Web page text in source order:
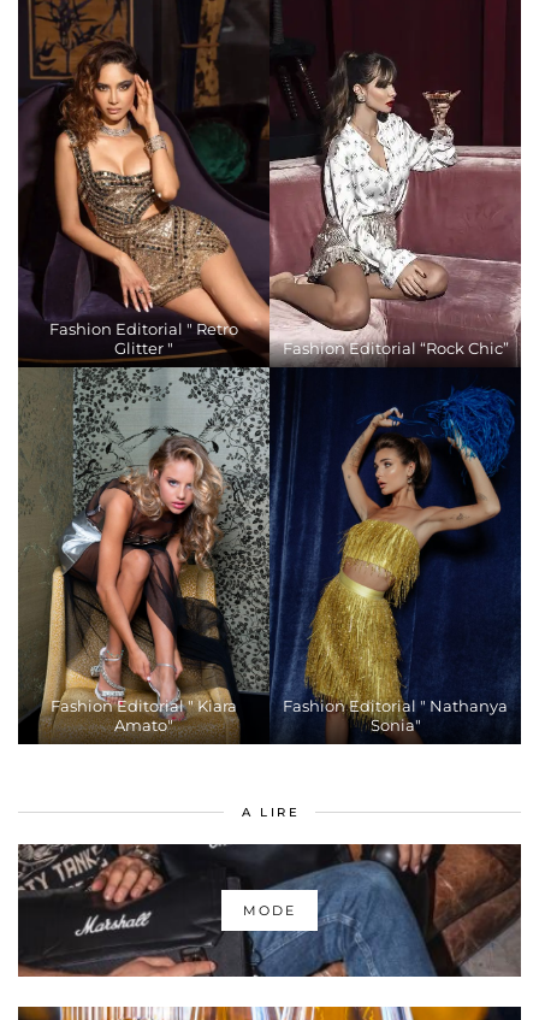
Fashion Editorial " Retro
Glitter "
Fashion Editorial “Rock Chic”
Fashion Editorial " Kiara
Amato"
Fashion Editorial " Nathanya
Sonia"
A LIRE
MODE